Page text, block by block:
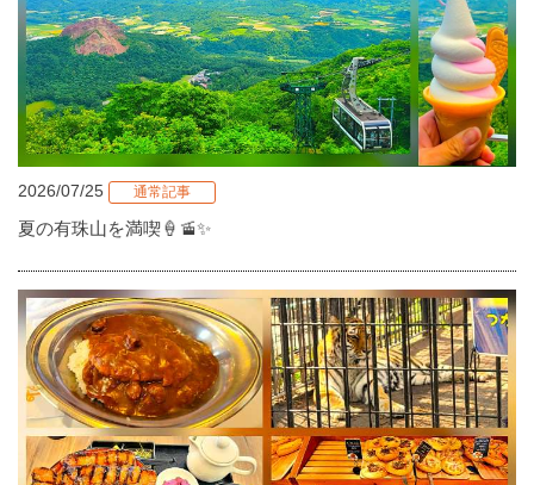
2026/07/25 通常記事
夏の有珠山を満喫🍦🚡✨